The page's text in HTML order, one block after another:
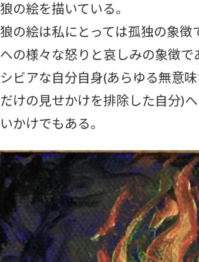
狼の絵を描いている。
狼の絵は私にとっては孤独の象徴
への様々な怒りと哀しみの象徴で
シビアな自分自身(あらゆる無意
だけの見せかけを排除した自分)
いかけでもある。